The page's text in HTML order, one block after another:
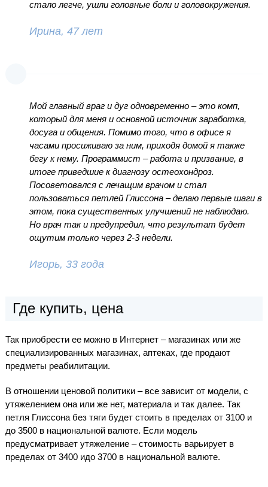
стало легче, ушли головные боли и головокружения.
Ирина, 47 лет
Мой главный враг и дуг одновременно – это комп,
который для меня и основной источник заработка,
досуга и общения. Помимо того, что в офисе я
часами просиживаю за ним, приходя домой я также
бегу к нему. Программист – работа и призвание, в
итоге приведшие к диагнозу остеохондроз.
Посоветовался с лечащим врачом и стал
пользоваться петлей Глиссона – делаю первые шаги в
этом, пока существенных улучшений не наблюдаю.
Но врач так и предупредил, что результат будет
ощутим только через 2-3 недели.
Игорь, 33 года
Где купить, цена
Так приобрести ее можно в Интернет – магазинах или же
специализированных магазинах, аптеках, где продают
предметы реабилитации.
В отношении ценовой политики – все зависит от модели, с
утяжелением она или же нет, материала и так далее. Так
петля Глиссона без тяги будет стоить в пределах от 3100 и
до 3500 в национальной валюте. Если модель
предусматривает утяжеление – стоимость варьирует в
пределах от 3400 идо 3700 в национальной валюте.